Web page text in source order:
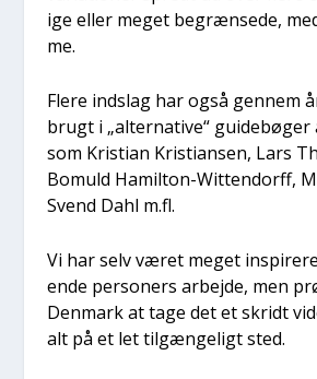
i­ge eller meget begræn­se­de,
me.
Fle­re indslag har også gen­nem
brugt i „alter­na­ti­ve“
som Kri­sti­an Kri­sti­an­sen, Lars
Bomuld Hamilt­on-Wit­ten­dor­ff,
Svend Dahl m.fl.
Vi har selv været meget
en­de per­so­ners arbej­de, men
Den­mark at tage det et skridt
alt på et let til­gæn­ge­ligt sted.